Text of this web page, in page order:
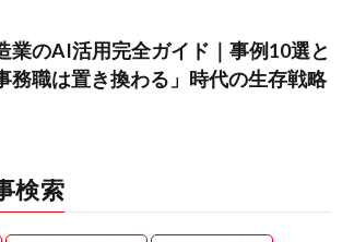
業のAI活用完全ガイド｜事例10選と
務職は置き換わる」時代の生存戦略
検索